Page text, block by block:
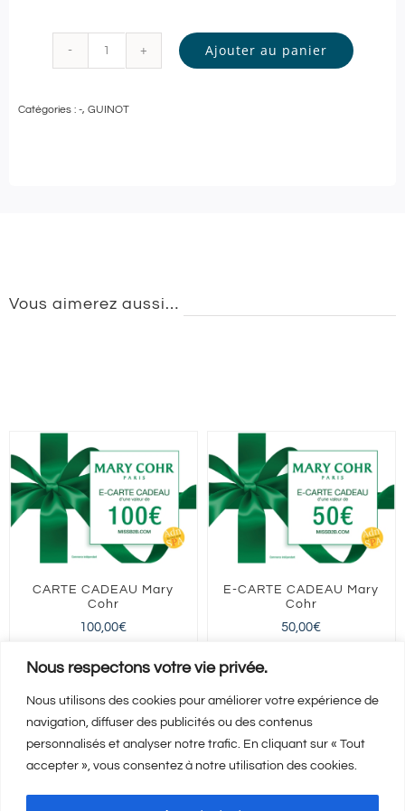
Nous respectons votre vie privée.
Nous utilisons des cookies pour améliorer votre expérience de
navigation, diffuser des publicités ou des contenus
personnalisés et analyser notre trafic. En cliquant sur « Tout
accepter », vous consentez à notre utilisation des cookies.
Guinot
-
Ajouter au panier
Catégories : -, GUINOT
Vous aimerez aussi…
CARTE CADEAU Mary
Cohr
100,00€
FRANCE entière
Ajouter au panier
Détails
E-CARTE CADEAU Mary
Cohr
50,00€
Ajouter au panier
Détails